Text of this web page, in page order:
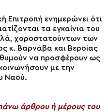
Επιτροπή ενημερώνει ότι
τα εγκαίνια του
χοροστατούντων των
κ. Βαρνάβα και Βεροίας
να προσφέρουν ως
με την
Ναού.
άρθρου ή μέρους του